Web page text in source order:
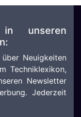
unseren
Neuigkeiten
Techniklexikon,
Newsletter
Jederzeit